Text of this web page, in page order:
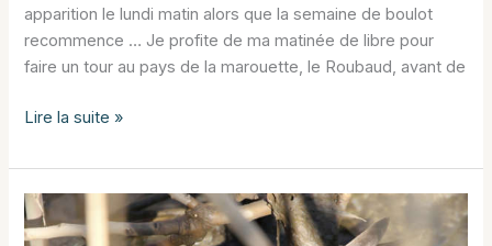
apparition le lundi matin alors que la semaine de boulot
recommence … Je profite de ma matinée de libre pour
faire un tour au pays de la marouette, le Roubaud, avant de
Encore
marouettes
…
Lire la suite »